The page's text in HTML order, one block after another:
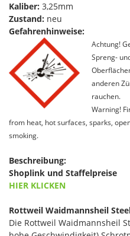
Kaliber: 3,25mm
Zustand: neu
Gefahrenhinweise:
Achtung!
Spreng-
anderen
rauchen.
Warning!
from heat, hot surfaces, sparks,
smoking.
Beschreibung:
Shoplink und Staffelpreise
HIER KLICKEN
Rottweil Waidmannsheil
Die Rottweil Waidmannsheil